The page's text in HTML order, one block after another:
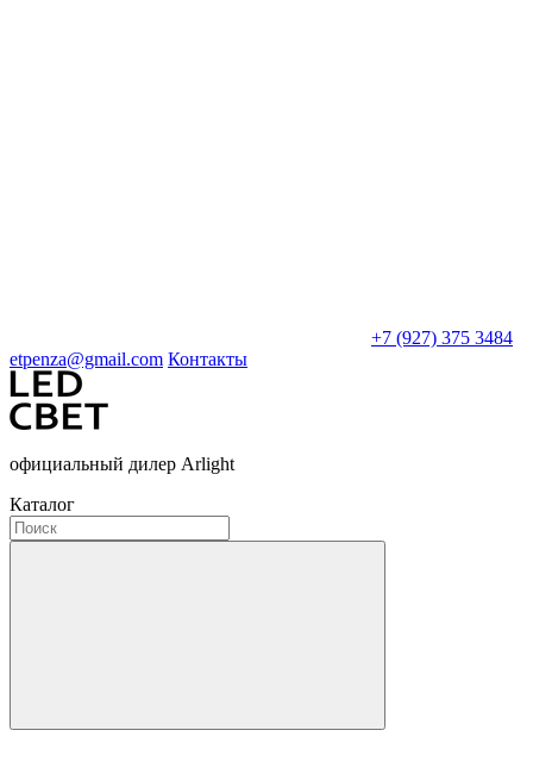
+7 (927) 375 3484
etpenza@gmail.com Контакты
официальный дилер Arlight
Каталог